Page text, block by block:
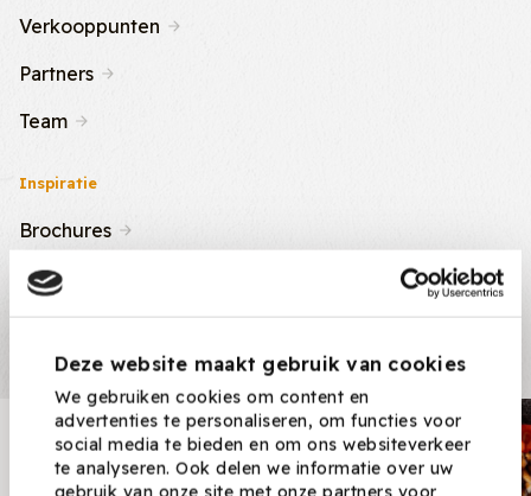
Deze website maakt gebruik van cookies
We gebruiken cookies om content en
advertenties te personaliseren, om functies voor
social media te bieden en om ons websiteverkeer
te analyseren. Ook delen we informatie over uw
Verkooppunten
Partners
Team
Inspiratie
Brochures
Nieuws & Tips
Recepten
Nieuwsbrief
Ontvang nieuwe recepten,